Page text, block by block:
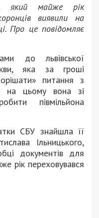
який майже рік
виявили на
Про це повідомляє
до львівської
яка за гроші
питання з
на цьому вона зі
півмільйона
СБУ знайшла її
Ільницького,
документів для
рік переховувався